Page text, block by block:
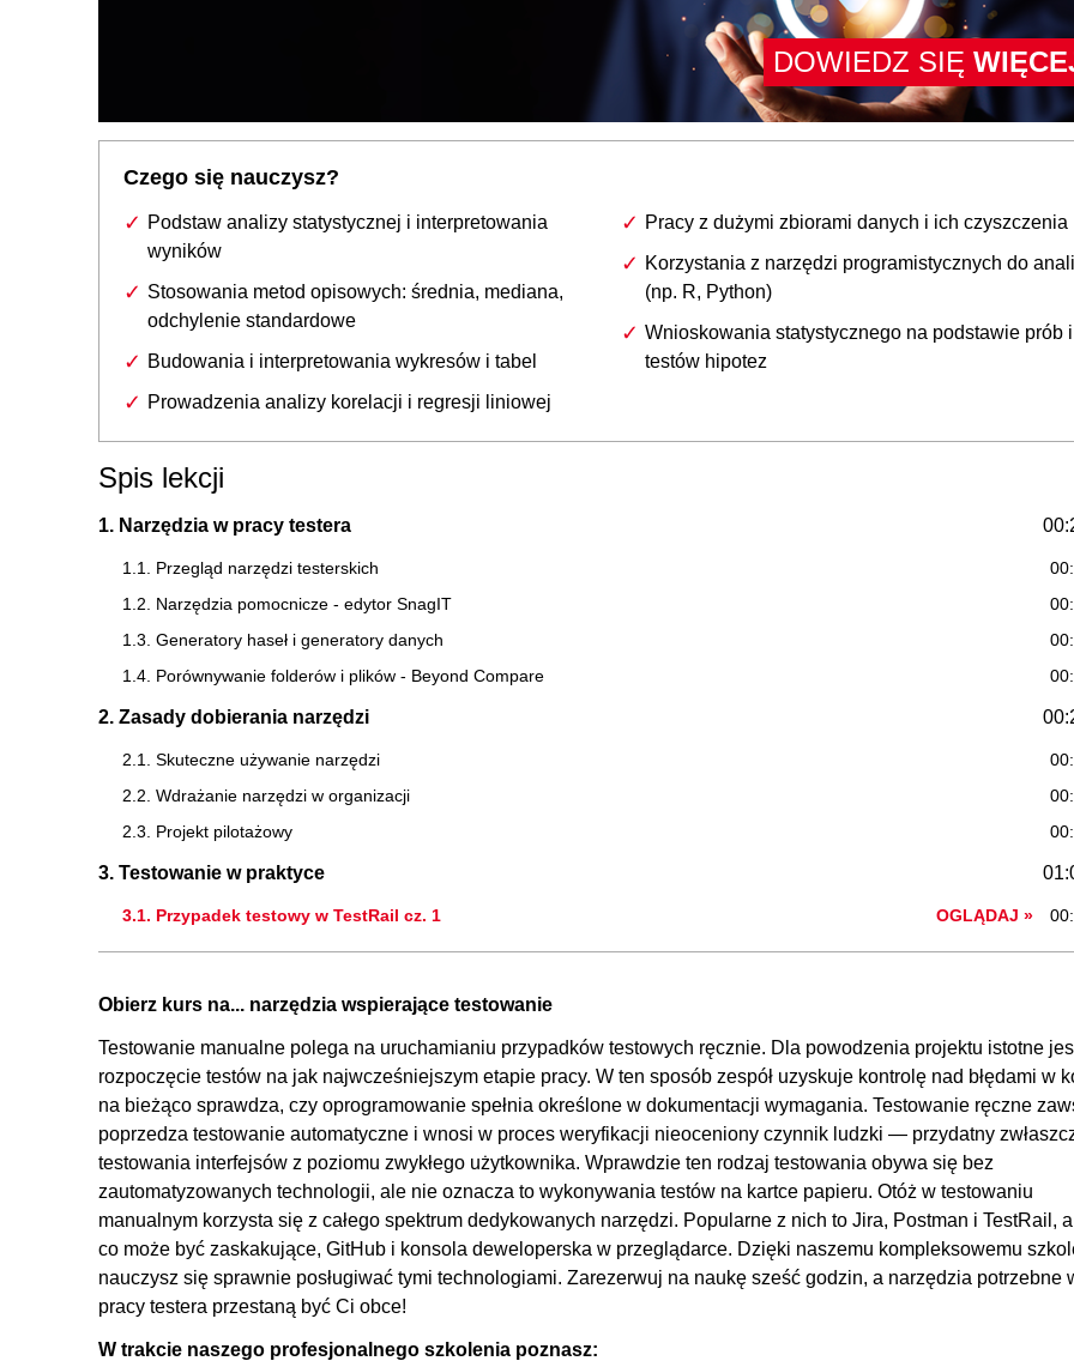
DOWIEDZ SIĘ
Czego się nauczysz?
Podstaw analizy statystycznej i interpretowania
wyników
Stosowania metod opisowych: średnia, mediana,
odchylenie standardowe
Budowania i interpretowania wykresów i tabel
Prowadzenia analizy korelacji i regresji liniowej
Pracy z dużymi zbiorami danych i ich czyszczenia
Korzystania z narzędzi programistycznych do
(np. R, Python)
Wnioskowania statystycznego na podstawie prób i
testów hipotez
Spis lekcji
1. Narzędzia w pracy testera
1.1. Przegląd narzędzi testerskich
1.2. Narzędzia pomocnicze - edytor SnagIT
1.3. Generatory haseł i generatory danych
1.4. Porównywanie folderów i plików - Beyond Compare
2. Zasady dobierania narzędzi
2.1. Skuteczne używanie narzędzi
2.2. Wdrażanie narzędzi w organizacji
2.3. Projekt pilotażowy
3. Testowanie w praktyce
3.1. Przypadek testowy w TestRail cz. 1 OGLĄDAJ »
3.2. Przypadek testowy w TestRail cz. 2
3.5. Testowanie API w Postmanie
3.6. Wersjonowanie w Githubie
4. Założenia testowania
4.1. Cele i definicje testowania
4.2. Testowanie wymagań
5. Testowalne elementy aplikacji
5.1. Testowanie GUI i aplikacji webowych
Obierz kurs na... narzędzia wspierające testowanie
Testowanie manualne polega na uruchamianiu przypadków testowych ręcznie. Dla powodzenia projektu istotne
rozpoczęcie testów na jak najwcześniejszym etapie pracy. W ten sposób zespół uzyskuje kontrolę nad błędami w
na bieżąco sprawdza, czy oprogramowanie spełnia określone w dokumentacji wymagania. Testowanie ręczne
poprzedza testowanie automatyczne i wnosi w proces weryfikacji nieoceniony czynnik ludzki — przydatny
testowania interfejsów z poziomu zwykłego użytkownika. Wprawdzie ten rodzaj testowania obywa się bez
zautomatyzowanych technologii, ale nie oznacza to wykonywania testów na kartce papieru. Otóż w testowaniu
manualnym korzysta się z całego spektrum dedykowanych narzędzi. Popularne z nich to Jira, Postman i TestRail,
co może być zaskakujące, GitHub i konsola deweloperska w przeglądarce. Dzięki naszemu kompleksowemu
nauczysz się sprawnie posługiwać tymi technologiami. Zarezerwuj na naukę sześć godzin, a narzędzia potrzebne
pracy testera przestaną być Ci obce!
W trakcie naszego profesjonalnego szkolenia poznasz: